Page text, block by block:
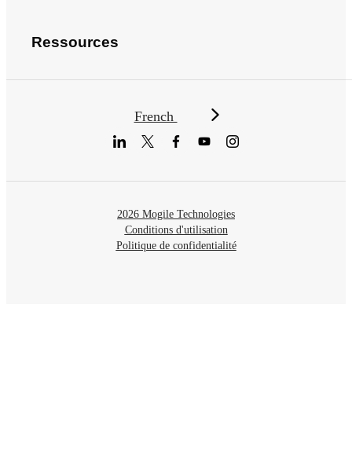
Ressources
French
2026 Mogile Technologies
Conditions d'utilisation
Politique de confidentialité